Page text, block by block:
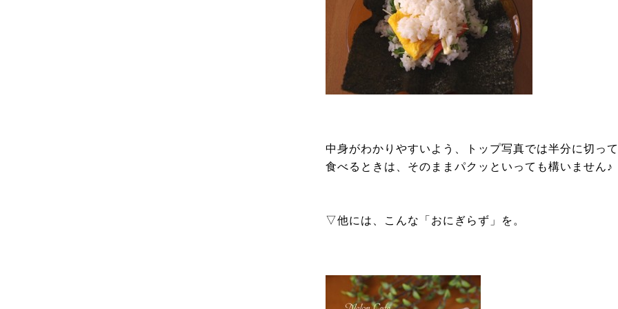
中身がわかりやすいよう、トップ写真では半分に切って
食べるときは、そのままパクッといっても構いません♪
▽他には、こんな「おにぎらず」を。